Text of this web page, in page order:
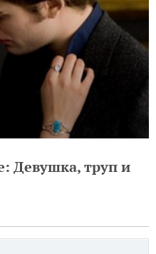
Девушка, труп и